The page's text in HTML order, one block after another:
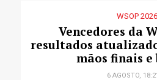
WSOP 2026
Vencedores da
resultados
mãos finais e
6 AGOSTO,